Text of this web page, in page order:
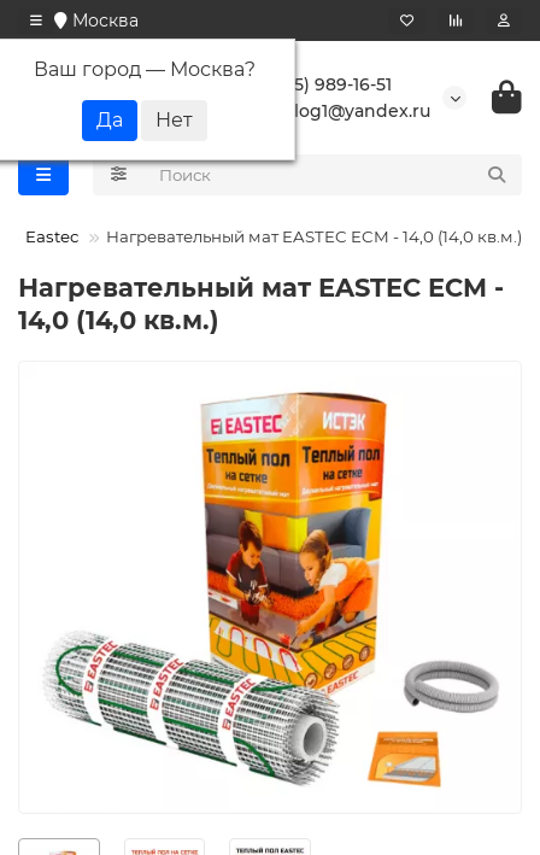
Москва
Ваш город — Москва?
+7 (495) 989-16-51
buranlog1@yandex.ru
Eastec Нагревательный мат EASTEC ECM - 14,0 (14,0 кв.м.)
Нагревательный мат EASTEC ECM -
14,0 (14,0 кв.м.)